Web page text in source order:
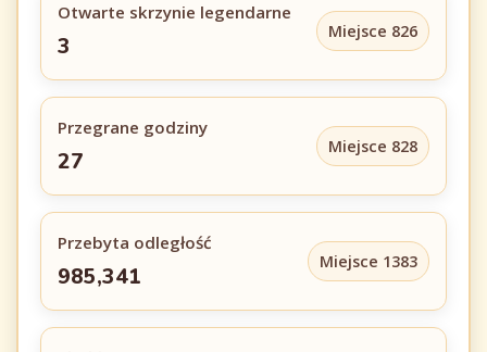
Otwarte skrzynie legendarne
3
Miejsce 826
Przegrane godziny
27
Miejsce 828
Przebyta odległość
985,341
Miejsce 1383